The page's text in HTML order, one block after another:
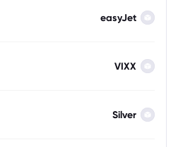
easyJet
VIXX
Silver